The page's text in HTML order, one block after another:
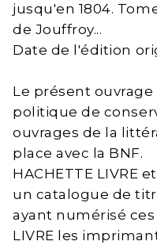
jusqu'en 1804.
de Jouffroy...
Date de l'édition
Le présent
politique de
ouvrages de la
place avec la BNF.
HACHETTE LIVRE
un catalogue de
ayant numérisé ces
LIVRE les